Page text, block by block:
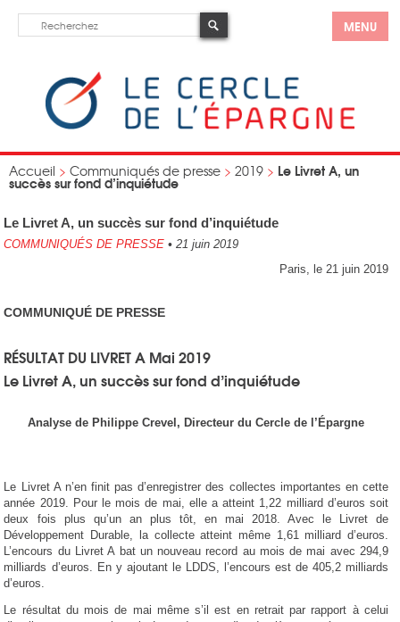
MENU
Accueil > Communiqués de presse > 2019 > Le Livret A, un
succès sur fond d’inquiétude
Le Livret A, un succès sur fond d’inquiétude
COMMUNIQUÉS DE PRESSE • 21 juin 2019
Paris, le 21 juin 2019
COMMUNIQUÉ DE PRESSE
RÉSULTAT DU LIVRET A Mai 2019
Le Livret A, un succès sur fond d’inquiétude
Analyse de Philippe Crevel, Directeur du Cercle de l’Épargne
Le Livret A n’en finit pas d’enregistrer des collectes importantes en cette
année 2019. Pour le mois de mai, elle a atteint 1,22 milliard d’euros soit
deux fois plus qu’un an plus tôt, en mai 2018. Avec le Livret de
Développement Durable, la collecte atteint même 1,61 milliard d’euros.
L’encours du Livret A bat un nouveau record au mois de mai avec 294,9
milliards d’euros. En y ajoutant le LDDS, l’encours est de 405,2 milliards
d’euros.
Le résultat du mois de mai même s’il est en retrait par rapport à celui